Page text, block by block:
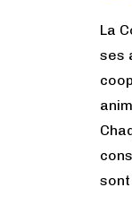
La
ses